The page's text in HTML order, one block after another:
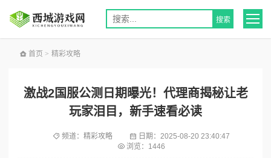
首页 > 精彩攻略
激战2国服公测日期曝光！代理商揭秘让老
玩家泪目，新手速看必读
频道： 精彩攻略 日期： 2025-08-20 23:40:47
浏览：1446